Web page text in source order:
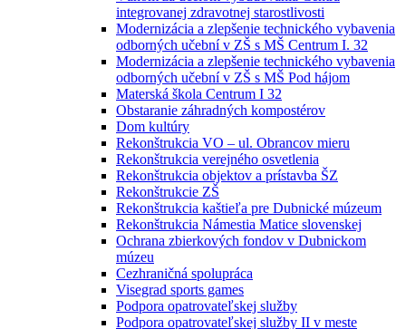
integrovanej zdravotnej starostlivosti
Modernizácia a zlepšenie technického vybavenia
odborných učební v ZŠ s MŠ Centrum I. 32
Modernizácia a zlepšenie technického vybavenia
odborných učební v ZŠ s MŠ Pod hájom
Materská škola Centrum I 32
Obstaranie záhradných kompostérov
Dom kultúry
Rekonštrukcia VO – ul. Obrancov mieru
Rekonštrukcia verejného osvetlenia
Rekonštrukcia objektov a prístavba ŠZ
Rekonštrukcie ZŠ
Rekonštrukcia kaštieľa pre Dubnické múzeum
Rekonštrukcia Námestia Matice slovenskej
Ochrana zbierkových fondov v Dubnickom
múzeu
Cezhraničná spolupráca
Visegrad sports games
Podpora opatrovateľskej služby
Podpora opatrovateľskej služby II v meste